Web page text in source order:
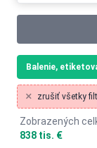
Balenie,
zrušiť všetky
Zobrazených
838 tis. €